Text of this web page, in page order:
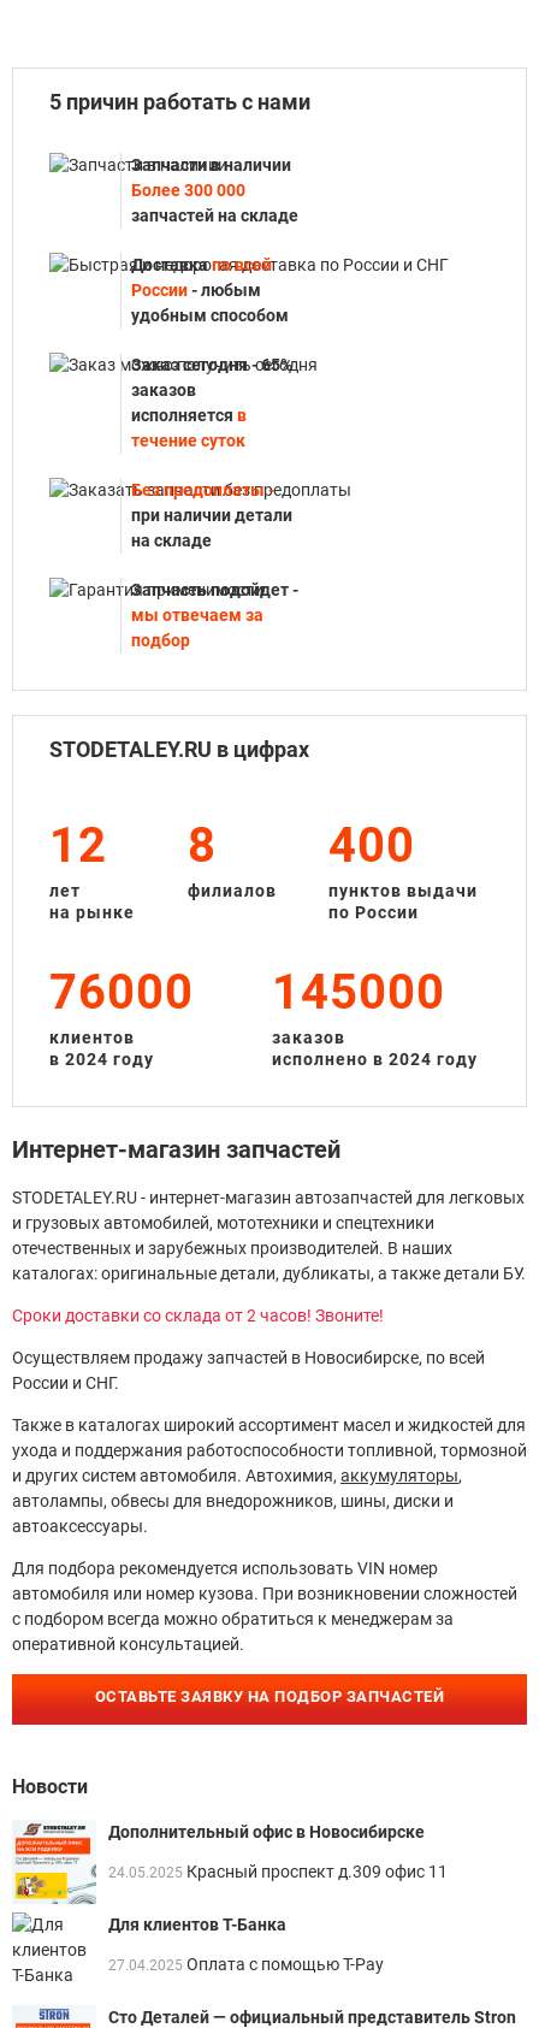
5 причин работать с нами
Запчасти в наличии
Более 300 000
запчастей на складе
Доставкапо всей
России- любым
удобным способом
Заказ сегодня - 65%
заказов
исполняется в
течение суток
Без предоплаты -
при наличии детали
на складе
Запчасть подойдет -
мы отвечаем за
подбор
STODETALEY.RU в цифрах
12
лет
на рынке
8
филиалов
400
пунктов выдачи
по России
76000
клиентов
в 2024 году
145000
заказов
исполнено в 2024 году
Интернет-магазин запчастей
STODETALEY.RU - интернет-магазин автозапчастей для легковых
и грузовых автомобилей, мототехники и спецтехники
отечественных и зарубежных производителей. В наших
каталогах: оригинальные детали, дубликаты, а также детали БУ.
Сроки доставки со склада от 2 часов! Звоните!
Осуществляем продажу запчастей в Новосибирске, по всей
России и СНГ.
Также в каталогах широкий ассортимент масел и жидкостей для
ухода и поддержания работоспособности топливной, тормозной
и других систем автомобиля. Автохимия, аккумуляторы,
автолампы, обвесы для внедорожников, шины, диски и
автоаксессуары.
Для подбора рекомендуется использовать VIN номер
автомобиля или номер кузова. При возникновении сложностей
с подбором всегда можно обратиться к менеджерам за
оперативной консультацией.
ОСТАВЬТЕ ЗАЯВКУ НА ПОДБОР ЗАПЧАСТЕЙ
Новости
Дополнительный офис в Новосибирске
24.05.2025 Красный проспект д.309 офис 11
Для клиентов Т-Банка
27.04.2025 Оплата с помощью T-Pay
Сто Деталей — официальный представитель Stron